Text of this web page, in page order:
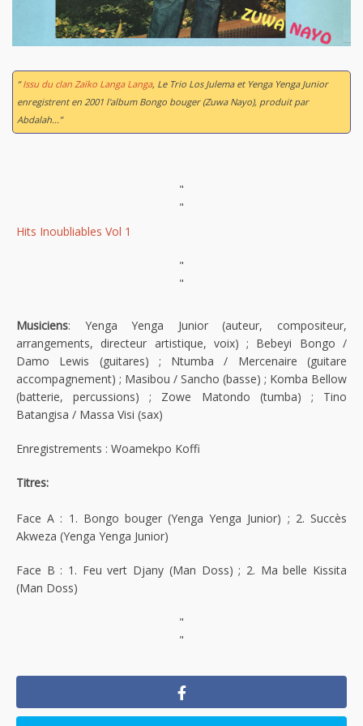
“Issu du clan Zaïko Langa Langa, Le Trio Los Julema et Yenga Yenga Junior
enregistrent en 2001 l'album Bongo bouger (Zuwa Nayo), produit par
Abdalah...”
"
"
Hits Inoubliables Vol 1
"
"
Musiciens: Yenga Yenga Junior (auteur, compositeur,
arrangements, directeur artistique, voix) ; Bebeyi Bongo /
Damo Lewis (guitares) ; Ntumba / Mercenaire (guitare
accompagnement) ; Masibou / Sancho (basse) ; Komba Bellow
(batterie, percussions) ; Zowe Matondo (tumba) ; Tino
Batangisa / Massa Visi (sax)
Enregistrements : Woamekpo Koffi
Titres:
Face A : 1. Bongo bouger (Yenga Yenga Junior) ; 2. Succès
Akweza (Yenga Yenga Junior)
Face B : 1. Feu vert Djany (Man Doss) ; 2. Ma belle Kissita
(Man Doss)
"
"